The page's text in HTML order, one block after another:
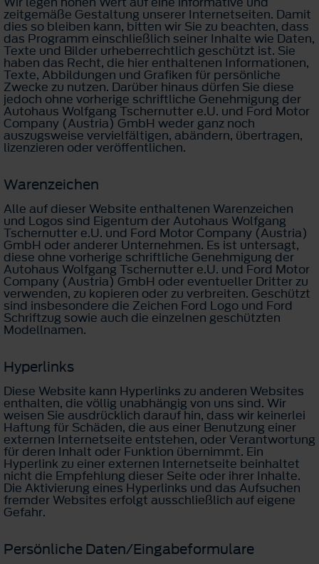
zeitgemäße Gestaltung unserer Internetseiten. Damit
dies so bleiben kann, bitten wir Sie zu beachten, dass
das Programm einschließlich seiner Inhalte wie Daten,
Texte und Bilder urheberrechtlich geschützt ist. Sie
haben das Recht, die hier enthaltenen Informationen,
Texte, Abbildungen und Grafiken für persönliche
Zwecke zu nutzen. Darüber hinaus dürfen Sie diese
jedoch ohne vorherige schriftliche Genehmigung der
Autohaus Wolfgang Tschernutter e.U. und Ford Motor
Company (Austria) GmbH weder ganz noch
auszugsweise vervielfältigen, abändern, übertragen,
lizenzieren oder veröffentlichen.
Warenzeichen
Alle auf dieser Website enthaltenen Warenzeichen
und Logos sind Eigentum der Autohaus Wolfgang
Tschernutter e.U. und Ford Motor Company (Austria)
GmbH oder anderer Unternehmen. Es ist untersagt,
diese ohne vorherige schriftliche Genehmigung der
Autohaus Wolfgang Tschernutter e.U. und Ford Motor
Company (Austria) GmbH oder eventueller Dritter zu
verwenden, zu kopieren oder zu verbreiten. Geschützt
sind insbesondere die Zeichen Ford Logo und Ford
Schriftzug sowie auch die einzelnen geschützten
Modellnamen.
Hyperlinks
Diese Website kann Hyperlinks zu anderen Websites
enthalten, die völlig unabhängig von uns sind. Wir
weisen Sie ausdrücklich darauf hin, dass wir keinerlei
Haftung für Schäden, die aus einer Benutzung einer
externen Internetseite entstehen, oder Verantwortung
für deren Inhalt oder Funktion übernimmt. Ein
Hyperlink zu einer externen Internetseite beinhaltet
nicht die Empfehlung dieser Seite oder ihrer Inhalte.
Die Aktivierung eines Hyperlinks und das Aufsuchen
fremder Websites erfolgt ausschließlich auf eigene
Gefahr.
Persönliche Daten/Eingabeformulare